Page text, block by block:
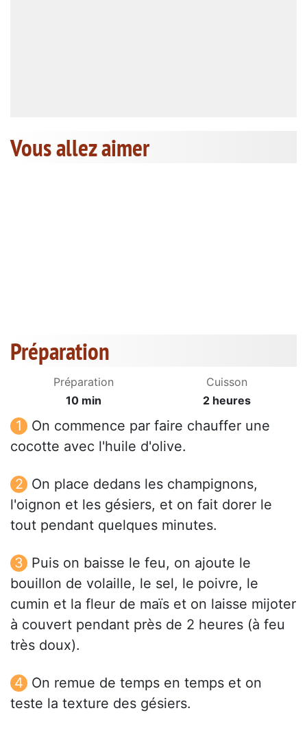
Vous allez aimer
Préparation
Préparation
10 min
Cuisson
2 heures
On commence par faire chauffer une
cocotte avec l'huile d'olive.
On place dedans les champignons,
l'oignon et les gésiers, et on fait dorer le
tout pendant quelques minutes.
Puis on baisse le feu, on ajoute le
bouillon de volaille, le sel, le poivre, le
cumin et la fleur de maïs et on laisse mijoter
à couvert pendant près de 2 heures (à feu
très doux).
On remue de temps en temps et on
teste la texture des gésiers.